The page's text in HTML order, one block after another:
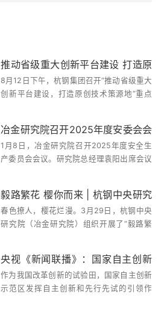
推动省级重大创新平台建设 打造原
创技术策源地——杭钢集团召开重
8月12日下午，杭钢集团召开“推动省级重大
创新平台建设，打造原创技术策源地”重点
讲话，省科技厅副厅长周土法莅临授课。集
团公司领导班子成员...
冶金研究院召开2025年度安委会会
议 部署新一年安全环保工作
1月8日，冶金研究院召开2025年度安全生
产委员会会议。研究院总经理袁阳出席会议
人参加会议。会议首先传达了集团公司第四
季度安委会会议精神，深入学...
毅路繁花 樱你而来 | 杭钢中央研究
院（冶金研究院）毅行活动
春色撩人，樱花烂漫。3月29日，杭钢中央
研究院（冶金研究院）组织开展了“毅路繁
究院）党委书记、董事长胡文豪，院总经理
袁阳、副总经理骆仁智及来自院部、亚通新
材...
央视《新闻联播》：国家自主创新
示范区集聚发展新动能
作为我国改革创新的试验田，国家自主创新
示范区发挥自主创新和先行先试的引领作